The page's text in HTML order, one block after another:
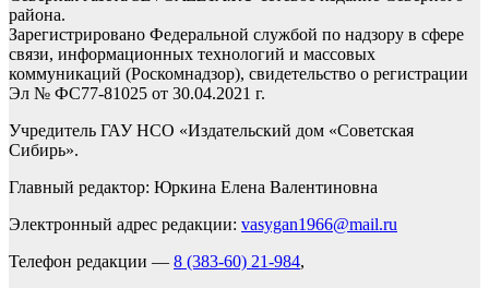
района.
Зарегистрировано Федеральной службой по надзору в сфере
связи, информационных технологий и массовых
коммуникаций (Роскомнадзор), свидетельство о регистрации
Эл № ФС77-81025 от 30.04.2021 г.
Учредитель ГАУ НСО «Издательский дом «Советская
Сибирь».
Главный редактор: Юркина Елена Валентиновна
Электронный адрес редакции: vasygan1966@mail.ru
Телефон редакции — 8 (383-60) 21-984,